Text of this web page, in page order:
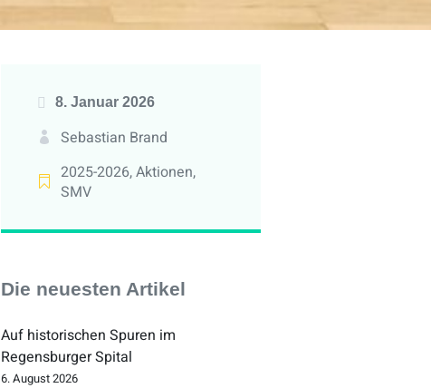
8. Januar 2026
Sebastian Brand
2025-2026,Aktionen,
SMV
Die neuesten Artikel
Auf historischen Spuren im
Regensburger Spital
6. August 2026